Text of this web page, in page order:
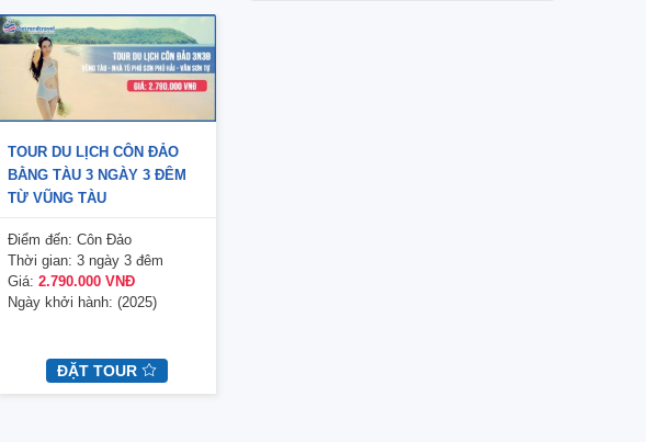
TOUR DU LỊCH CÔN ĐẢO
BẰNG TÀU 3 NGÀY 3 ĐÊM
TỪ VŨNG TÀU
Điểm đến: Côn Đảo
Thời gian: 3 ngày 3 đêm
Giá: 2.790.000 VNĐ
Ngày khởi hành: (2025)
ĐẶT TOUR